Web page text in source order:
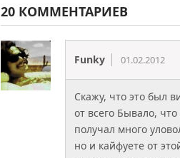
20 КОММЕНТАРИЕВ
Funky 01.02.2012
Скажу, что это был
от всего Бывало,
получал много
но и кайфуете от